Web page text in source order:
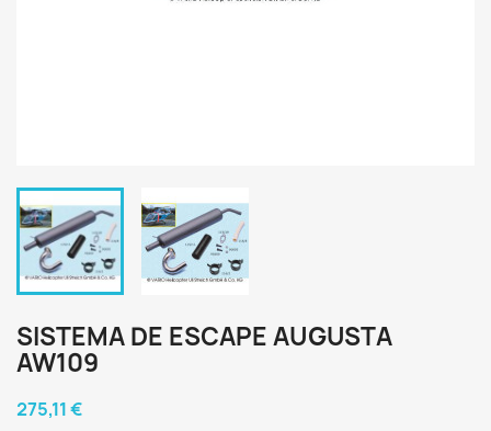
SISTEMA DE ESCAPE AUGUSTA
AW109
275,11 €